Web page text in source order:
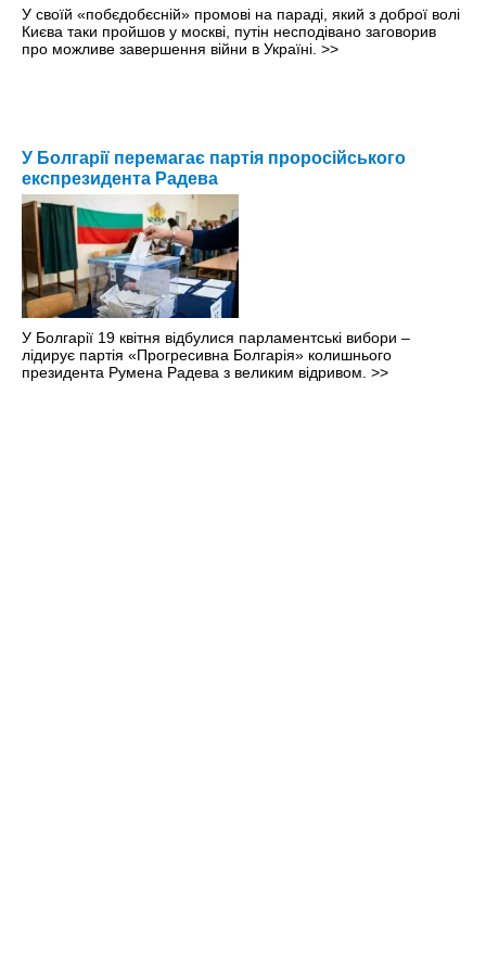
У своїй «побєдобєсній» промові на параді, який з доброї волі
Києва таки пройшов у москві, путін несподівано заговорив
про можливе завершення війни в Україні. >>
У Болгарії перемагає партія проросійського
експрезидента Радева
У Болгарії 19 квітня відбулися парламентські вибори –
лідирує партія «Прогресивна Болгарія» колишнього
президента Румена Радева з великим відривом. >>